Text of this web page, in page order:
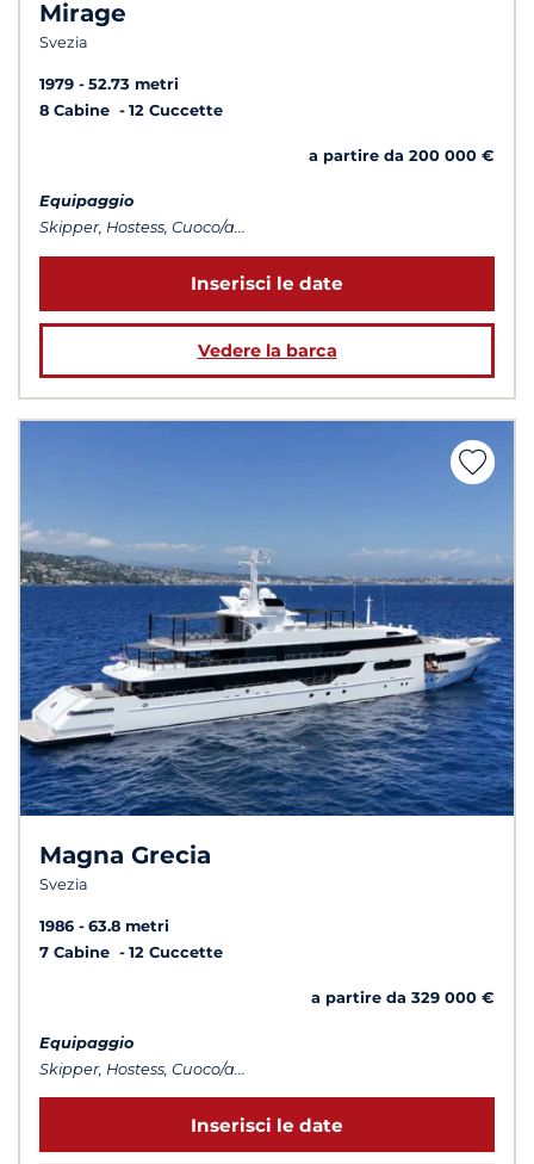
Mirage
Svezia
1979
52.73 metri
8 Cabine
12 Cuccette
a partire da 200 000 €
Equipaggio
Skipper, Hostess, Cuoco/a...
Inserisci le date
Vedere la barca
Magna Grecia
Svezia
1986
63.8 metri
7 Cabine
12 Cuccette
a partire da 329 000 €
Equipaggio
Skipper, Hostess, Cuoco/a...
Inserisci le date